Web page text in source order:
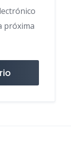
próxima